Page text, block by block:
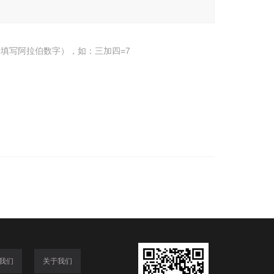
写阿拉伯数字），如：三加四=7
们 关于我们